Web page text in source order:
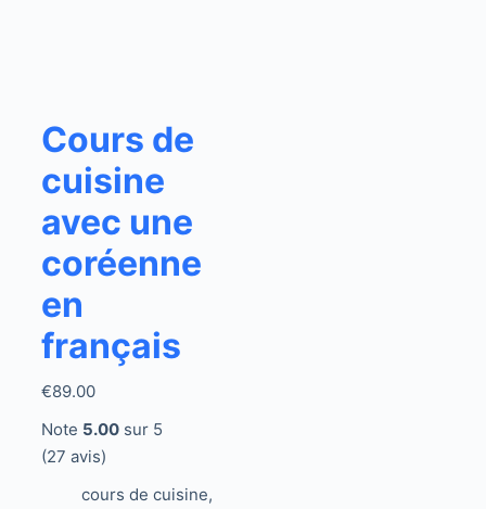
Cours de
cuisine
avec une
coréenne
en
français
€89.00
Note 5.00sur 5
(27 avis)
cours de cuisine,